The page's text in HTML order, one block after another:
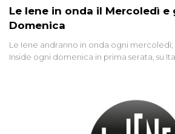
Le Iene in onda il Mercoledì e
Domenica
Le Iene andranno in onda ogni
Inside ogni domenica in prima serata, su